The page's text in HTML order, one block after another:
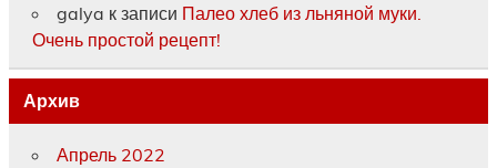
galya к записи Палео хлеб из льняной муки.
Очень простой рецепт!
Архив
Апрель 2022